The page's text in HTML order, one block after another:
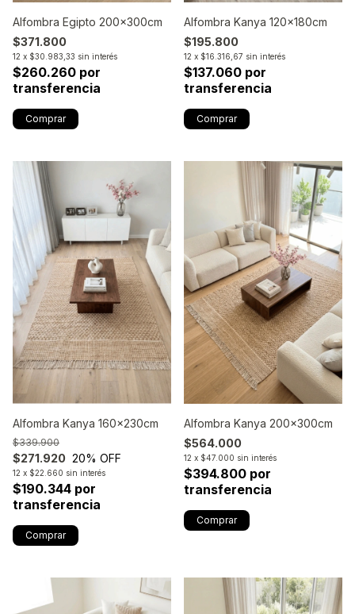
Alfombra Egipto 200x300cm
$371.800
12 x $30.983,33 sin interés
$260.260 por
transferencia
Alfombra Kanya 120x180cm
$195.800
12 x $16.316,67 sin interés
$137.060 por
transferencia
Alfombra Kanya 160x230cm
$271.920
$339.900
20% OFF
12 x $22.660 sin interés
$190.344 por
transferencia
Alfombra Kanya 200x300cm
$564.000
12 x $47.000 sin interés
$394.800 por
transferencia